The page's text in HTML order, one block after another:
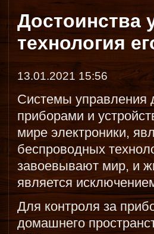
Достоинства
технология
13.01.2021 15:56
Системы
приборами и
мире электроники,
беспроводных
завоевывают мир, и
является
Для контроля за
домашнего